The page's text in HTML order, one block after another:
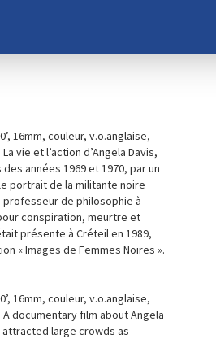
16mm, couleur, v.o.anglaise,
vie et l’action d’Angela Davis,
années 1969 et 1970, par un
portrait de la militante noire
de philosophie à
conspiration, meurtre et
présente à Créteil en 1989,
« Images de Femmes Noires ».
16mm, couleur, v.o.anglaise,
documentary film about Angela
large crowds as